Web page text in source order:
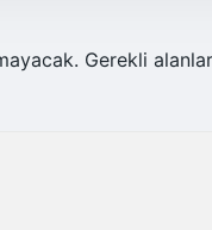
Gerekli alanlar